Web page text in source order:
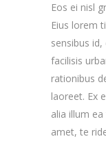
Eos ei nisl
Eius lorem
sensibus
facilisis
rationibus
laoreet. Ex
alia illum
amet, te